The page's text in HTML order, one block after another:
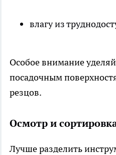
влагу из
Особое внимание
посадочным
резцов.
Осмотр и
Лучше разделить